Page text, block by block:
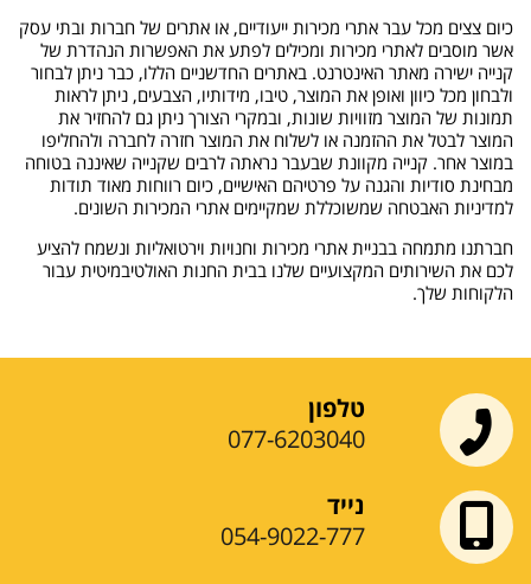
כיום צצים מכל עבר אתרי מכירות ייעודיים, או אתרים של חברות ובתי עסק
אשר מוסבים לאתרי מכירות ומכילים לפתע את האפשרות הנהדרת של
קנייה ישירה מאתר האינטרנט. באתרים החדשניים הללו, כבר ניתן לבחור
ולבחון מכל כיוון ואופן את המוצר, טיבו, מידותיו, הצבעים, ניתן לראות
תמונות של המוצר מזוויות שונות, ובמקרי הצורך ניתן גם להחזיר את
המוצר לבטל את ההזמנה או לשלוח את המוצר חזרה לחברה ולהחליפו
במוצר אחר. קנייה מקוונת שבעבר נראתה לרבים שקנייה שאיננה בטוחה
מבחינת סודיות והגנה על פרטיהם האישיים, כיום רווחות מאוד תודות
למדיניות האבטחה שמשוכללת שמקיימים אתרי המכירות השונים.
חברתנו מתמחה בבניית אתרי מכירות וחנויות וירטואליות ונשמח להציע
לכם את השירותים המקצועיים שלנו בבית החנות האולטיבמיטית עבור
הלקוחות שלך.
טלפון
077-6203040
נייד
054-9022-777